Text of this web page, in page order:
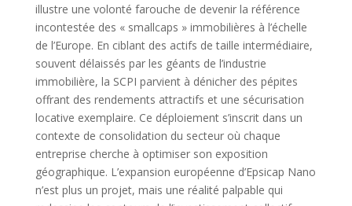
illustre une volonté farouche de devenir la référence
incontestée des « smallcaps » immobilières à l’échelle
de l’Europe. En ciblant des actifs de taille intermédiaire,
souvent délaissés par les géants de l’industrie
immobilière, la SCPI parvient à dénicher des pépites
offrant des rendements attractifs et une sécurisation
locative exemplaire. Ce déploiement s’inscrit dans un
contexte de consolidation du secteur où chaque
entreprise cherche à optimiser son exposition
géographique. L’expansion européenne d’Epsicap Nano
n’est plus un projet, mais une réalité palpable qui